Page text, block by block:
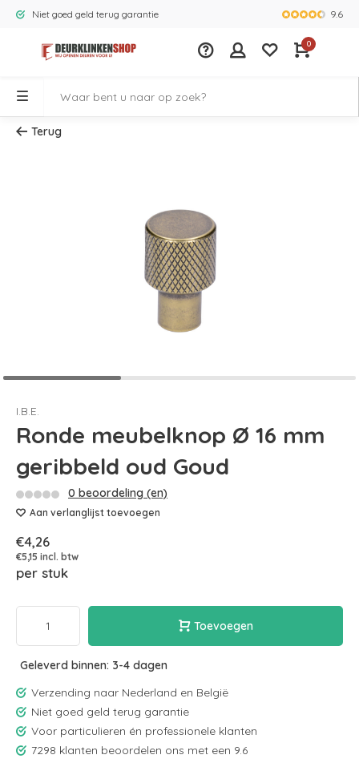
Niet goed geld terug garantie Grootste
9.6
0
Terug
I.B.E.
Ronde meubelknop Ø 16 mm
geribbeld oud Goud
0 beoordeling (en)
Aan verlanglijst toevoegen
€4,26
€5,15 incl. btw
per stuk
Toevoegen
Geleverd binnen: 3-4 dagen
Verzending naar Nederland en België
Niet goed geld terug garantie
Voor particulieren én professionele klanten
7298 klanten beoordelen ons met een 9.6